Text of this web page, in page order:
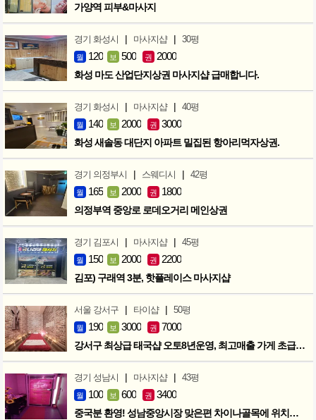
가양역 피부&마사지
경기 화성시 | 마사지샵 | 30평
월 120 보 500 권 2000
화성 마도 산업단지상권 마사지샵 급매합니다.
경기 화성시 | 마사지샵 | 40평
월 140 보 2000 권 3000
화성 새솔동 대단지 아파트 밀집된 항아리먹자상권.
경기 의정부시 | 스웨디시 | 42평
월 165 보 2000 권 1800
의정부역 중앙로 로데오거리 메인상권
경기 김포시 | 마사지샵 | 45평
월 150 보 2000 권 2200
김포) 구래역 3분, 핫플레이스 마사지샵
서울 강서구 | 타이샵 | 50평
월 190 보 3000 권 7000
강서구 최상급 태국샵 오토8년운영, 최고매출 가게 초급매!!!
경기 성남시 | 마사지샵 | 43평
월 100 보 600 권 3400
중국분 환영! 성남중앙시장 맞은편 차이나골목에 위치한 마사지샵